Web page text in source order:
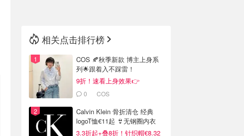
相关点击排行榜
COS 🍂秋季新款 博主上身系
列🌟跟着入不踩雷！
9折！速看上身效果👉
0 COS
Calvin Klein 骨折清仓 经典
logoT恤€11起 👙无钢圈内衣
€9.6
3.3折起+叠8折！针织帽€8.32